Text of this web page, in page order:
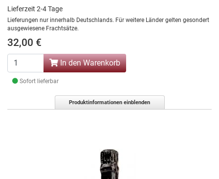
Lieferzeit 2-4 Tage
Lieferungen nur innerhalb Deutschlands. Für weitere Länder gelten gesondert
ausgewiesene Frachtsätze.
32,00 €
In den Warenkorb
Sofort lieferbar
Produktinformationen einblenden